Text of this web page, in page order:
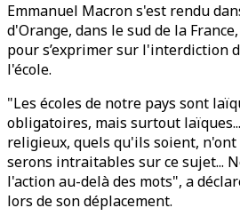
Emmanuel Macron s'est rendu
d'Orange, dans le sud de la
pour s’exprimer sur l'interdiction
l'école.
"Les écoles de notre pays sont
obligatoires, mais surtout
religieux, quels qu'ils soient, n'ont
serons intraitables sur ce sujet...
l'action au-delà des mots", a
lors de son déplacement.